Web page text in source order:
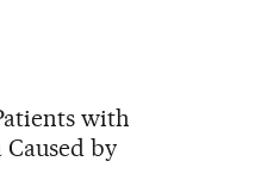
with
by